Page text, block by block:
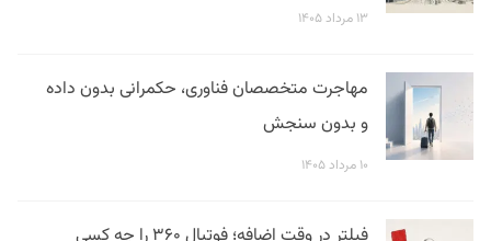
۱۳ مرداد ۱۴۰۵
مهاجرت متخصصان فناوری، حکمرانی بدون داده
و بدون سنجش
۱۰ مرداد ۱۴۰۵